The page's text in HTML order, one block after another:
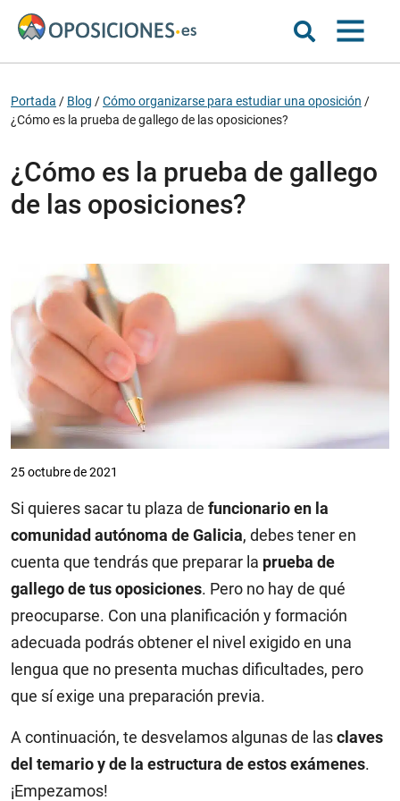
Portada / Blog /Cómo organizarse para estudiar una oposición /
¿Cómo es la prueba de gallego de las oposiciones?
¿Cómo es la prueba de gallego
de las oposiciones?
25 octubre de 2021
Si quieres sacar tu plaza de funcionario en la
comunidad autónoma de Galicia, debes tener en
cuenta que tendrás que preparar la prueba de
gallegode tus oposiciones. Pero no hay de qué
preocuparse. Con una planificación y formación
adecuada podrás obtener el nivel exigido en una
lengua que no presenta muchas dificultades, pero
que sí exige una preparación previa.
A continuación, te desvelamos algunas de lasclaves
del temario y de la estructura de estos exámenes.
¡Empezamos!